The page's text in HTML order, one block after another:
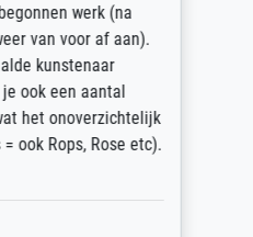
werk (na
van voor af aan).
kunstenaar
ook een aantal
het onoverzichtelijk
ook Rops, Rose etc).